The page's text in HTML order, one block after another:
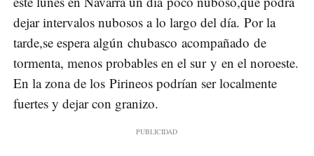
dejar intervalos nubosos a lo largo del día. Por la
tarde,se espera algún chubasco acompañado de
tormenta, menos probables en el sur y en el noroeste.
En la zona de los Pirineos podrían ser localmente
fuertes y dejar con granizo.